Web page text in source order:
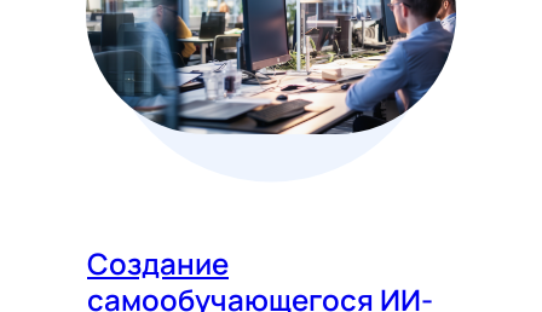
Создание
самообучающегося ИИ-